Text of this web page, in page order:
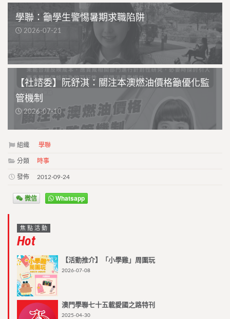
學聯：籲學生警惕暑期求職陷阱
2026-07-21
【社諮委】阮舒淇：關注本澳燃油價格籲優化監
管機制
2026-07-10
組織 學聯
分類 時事
發佈 2012-09-24
微信 Whatsapp
焦點活動
Hot
【活動推介】「小學雞」周圍玩
2026-07-08
澳門學聯七十五載愛國之路特刊
2025-04-30